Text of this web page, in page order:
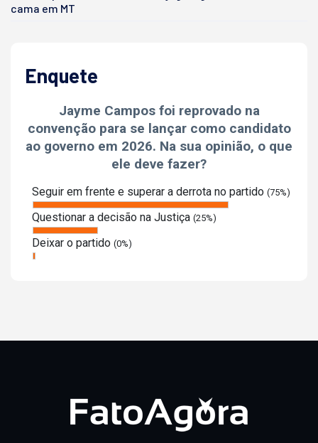
cama em MT
Enquete
Jayme Campos foi reprovado na
convenção para se lançar como candidato
ao governo em 2026. Na sua opinião, o que
ele deve fazer?
Seguir em frente e superar a derrota no partido (75%)
Questionar a decisão na Justiça (25%)
Deixar o partido (0%)